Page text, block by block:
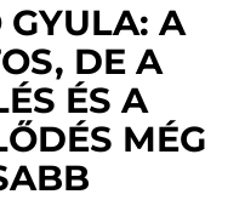
GYULA: A
DE A
ÉS A
MÉG